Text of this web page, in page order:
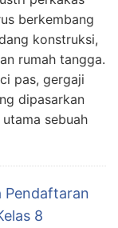
berkembang
konstruksi,
rumah tangga.
pas, gergaji
dipasarkan
sebuah
Pendaftaran
8